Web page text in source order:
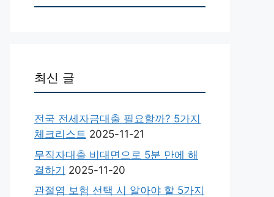
최신 글
전국 전세자금대출 필요할까? 5가지
체크리스트 2025-11-21
무직자대출 비대면으로 5분 만에 해
결하기 2025-11-20
관절염 보험 선택 시 알아야 할 5가지